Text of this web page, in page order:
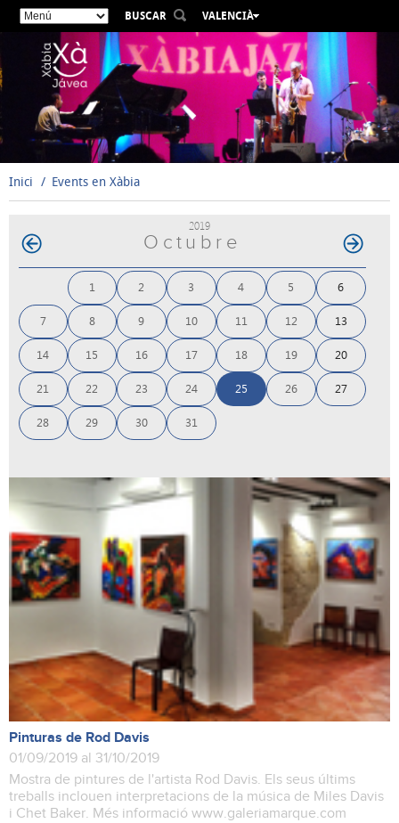
BUSCAR
VALENCIÀ
ESPAÑOL
ENGLISH
DEUTSCH
РУССКИЙ
Inici Events en Xàbia
2019
Octubre
1 2 3 4 5 6
7 8 9 10 11 12 13
14 15 16 17 18 19 20
21 22 23 24 25 26 27
28 29 30 31
Pinturas de Rod Davis
01/09/2019 al 31/10/2019
Mostra de pintures de l'artista Rod Davis. Els seus últims
treballs inclouen interpretacions de la música de Miles Davis
i Chet Baker. Més informació www.galeriamarque.com